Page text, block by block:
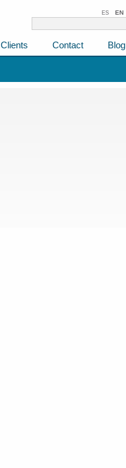
ES EN
Clients Contact Blog